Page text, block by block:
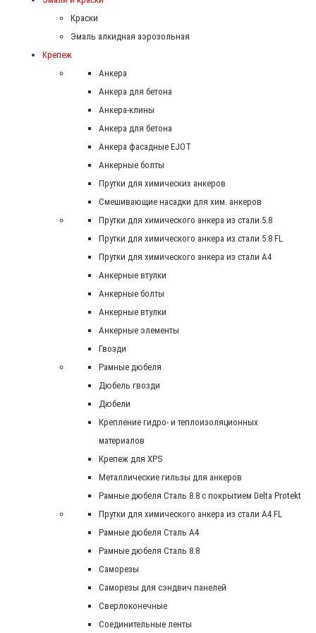
Краски
Эмаль алкидная аэрозольная
Крепеж
Анкера
Анкера для бетона
Анкера-клины
Анкера для бетона
Анкера фасадные EJOT
Анкерные болты
Прутки для химических анкеров
Смешивающие насадки для хим. анкеров
Прутки для химического анкера из стали 5.8
Прутки для химического анкера из стали 5.8 FL
Прутки для химического анкера из стали А4
Анкерные втулки
Анкерные болты
Анкерные втулки
Анкерные элементы
Гвозди
Рамные дюбеля
Дюбель гвозди
Дюбели
Крепление гидро- и теплоизоляционных
материалов
Крепеж для XPS
Металлические гильзы для анкеров
Рамные дюбеля Сталь 8.8 с покрытием Delta Protekt
Прутки для химического анкера из стали А4 FL
Рамные дюбеля Сталь A4
Рамные дюбеля Сталь 8.8
Саморезы
Саморезы для сэндвич панелей
Сверлоконечные
Соединительные ленты